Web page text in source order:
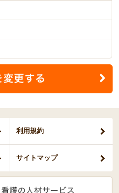
利用規約
サイトマップ